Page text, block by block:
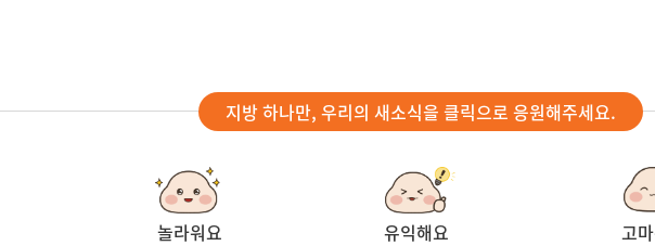
지방 하나만, 우리의 새소식을 클릭으로 응원해주세요.
놀라워요
유익해요
고